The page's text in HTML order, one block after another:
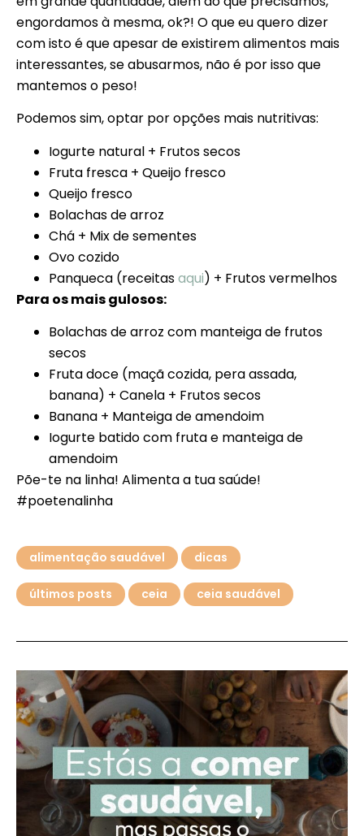
engordamos à mesma, ok?! O que eu quero dizer
com isto é que apesar de existirem alimentos mais
interessantes, se abusarmos, não é por isso que
mantemos o peso!
Podemos sim, optar por opções mais nutritivas:
Iogurte natural + Frutos secos
Fruta fresca + Queijo fresco
Queijo fresco
Bolachas de arroz
Chá + Mix de sementes
Ovo cozido
Panqueca (receitasaqui) + Frutos vermelhos
Para os mais gulosos:
Bolachas de arroz com manteiga de frutos
secos
Fruta doce (maçã cozida, pera assada,
banana) + Canela + Frutos secos
Banana + Manteiga de amendoim
Iogurte batido com fruta e manteiga de
amendoim
Põe-te na linha! Alimenta a tua saúde!
#poetenalinha
alimentação saudável dicas
últimos posts ceia ceia saudável